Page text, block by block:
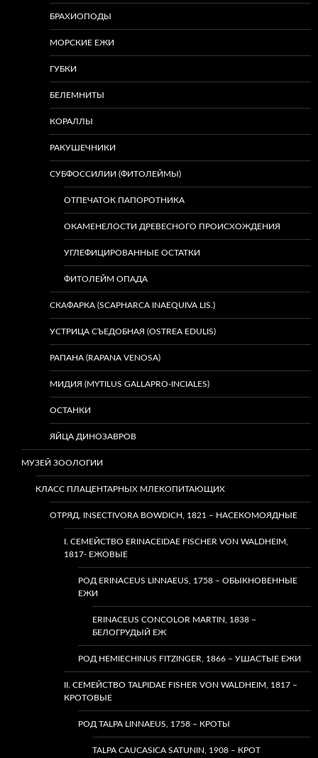
БРАХИОПОДЫ
МОРСКИЕ ЕЖИ
ГУБКИ
БЕЛЕМНИТЫ
КОРАЛЛЫ
РАКУШЕЧНИКИ
СУБФОССИЛИИ (ФИТОЛЕЙМЫ)
ОТПЕЧАТОК ПАПОРОТНИКА
ОКАМЕНЕЛОСТИ ДРЕВЕСНОГО ПРОИСХОЖДЕНИЯ
УГЛЕФИЦИРОВАННЫЕ ОСТАТКИ
ФИТОЛЕЙМ ОПАДА
СКАФАРКА (SCAPHARCA INAEQUIVA LIS.)
УСТРИЦА СЪЕДОБНАЯ (OSTREA EDULIS)
РАПАНА (RAPANA VENOSA)
МИДИЯ (MYTILUS GALLAPRO-INCIALES)
ОСТАНКИ
ЯЙЦА ДИНОЗАВРОВ
МУЗЕЙ ЗООЛОГИИ
КЛАСС ПЛАЦЕНТАРНЫХ МЛЕКОПИТАЮЩИХ
ОТРЯД. INSECTIVORA BOWDICH, 1821 – НАСЕКОМОЯДНЫЕ
I. СЕМЕЙСТВО ERINACEIDAE FISCHER VON WALDHEIM,
1817- ЕЖОВЫЕ
РОД ERINACEUS LINNAEUS, 1758 – ОБЫКНОВЕННЫЕ
ЕЖИ
ERINACEUS CONCOLOR MARTIN, 1838 –
БЕЛОГРУДЫЙ ЕЖ
РОД HEMIECHINUS FITZINGER, 1866 – УШАСТЫЕ ЕЖИ
II. СЕМЕЙСТВО TALPIDAE FISHER VON WALDHEIM, 1817 –
КРОТОВЫЕ
РОД TALPA LINNAEUS, 1758 – КРОТЫ
TALPA CAUCASICA SATUNIN, 1908 – КРОТ